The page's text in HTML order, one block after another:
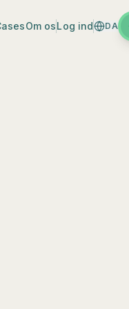
Om osLog ind DA